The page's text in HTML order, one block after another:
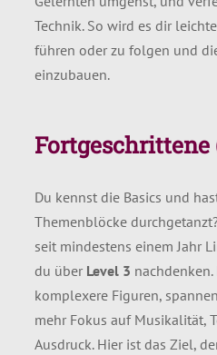
Technik. So wird es dir
führen oder zu folgen und
einzubauen.
Fortgeschrittene
Du kennst die Basics und
Themenblöcke
seit mindestens einem Jahr
du über Level 3
komplexere Figuren,
mehr Fokus auf Musikalität,
Ausdruck. Hier ist das Ziel,